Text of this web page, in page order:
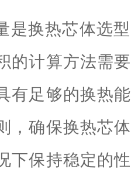
是换热芯体选
的计算方法需
有足够的换热
，确保换热芯
下保持稳定的